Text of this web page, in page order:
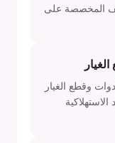
المخصصة على
وقطع الغيار